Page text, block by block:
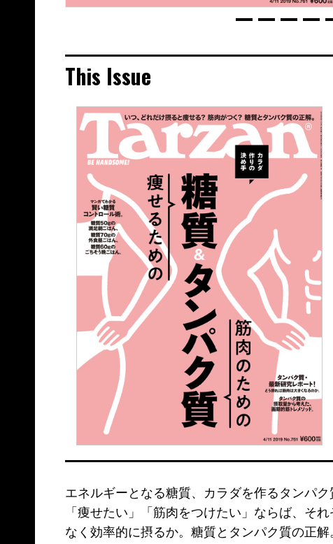
This Issue
エネルギーとなる糖質、カラダを作るタンパ
「痩せたい」「筋肉をつけたい」ならば、そ
なく効率的に摂るか。糖質とタンパク質の正解